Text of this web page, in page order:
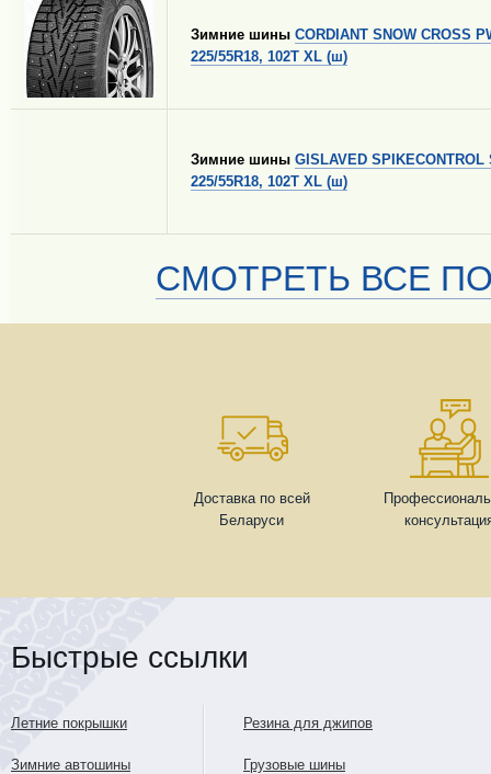
Зимние шины CORDIANT SNOW CROSS
225/55R18, 102T XL (ш)
Зимние шины GISLAVED SPIKECONTROL
225/55R18, 102T XL (ш)
СМОТРЕТЬ ВСЕ
Доставка по всей
Беларуси
Быстрые ссылки
Летние покрышки
Зимние автошины
Резина для джипов
Грузовые шины